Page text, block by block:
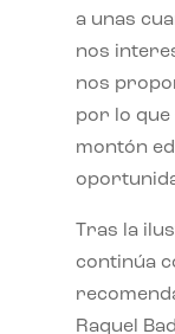
a unas
nos
nos
por lo que
montón
Tras la
continúa
Raquel